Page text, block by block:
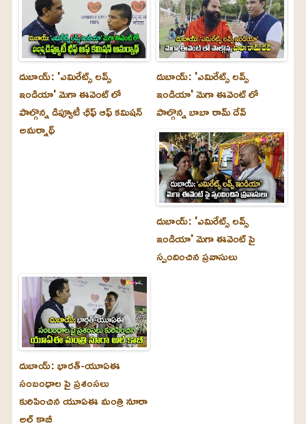
దుబాయ్‌: 'ఎమిరేట్స్ లవ్స్
ఇండియా' మెగా ఈవెంట్ లో
పాల్గొన్న డిప్యూటీ ఛీఫ్ ఆఫ్ కమిషన్
అమర్నాథ్
దుబాయ్‌: 'ఎమిరేట్స్ లవ్స్
ఇండియా' మెగా ఈవెంట్ లో
పాల్గొన్న బాబా రామ్ దేవ్
దుబాయ్‌: 'ఎమిరేట్స్ లవ్స్
ఇండియా' మెగా ఈవెంట్ పై
స్పందించిన ప్రవాసులు
దుబాయ్‌: భారత్-యూఏఈ
సంబంధాల పై ప్రశంసలు
కురిపించిన యూఏఈ మంత్రి నూరా
అల్‌ కాబీ